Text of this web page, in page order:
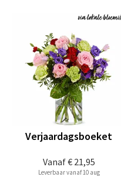
Vanaf€ 21,95
Verjaardagsboeket
Leverbaar vanaf 10 aug